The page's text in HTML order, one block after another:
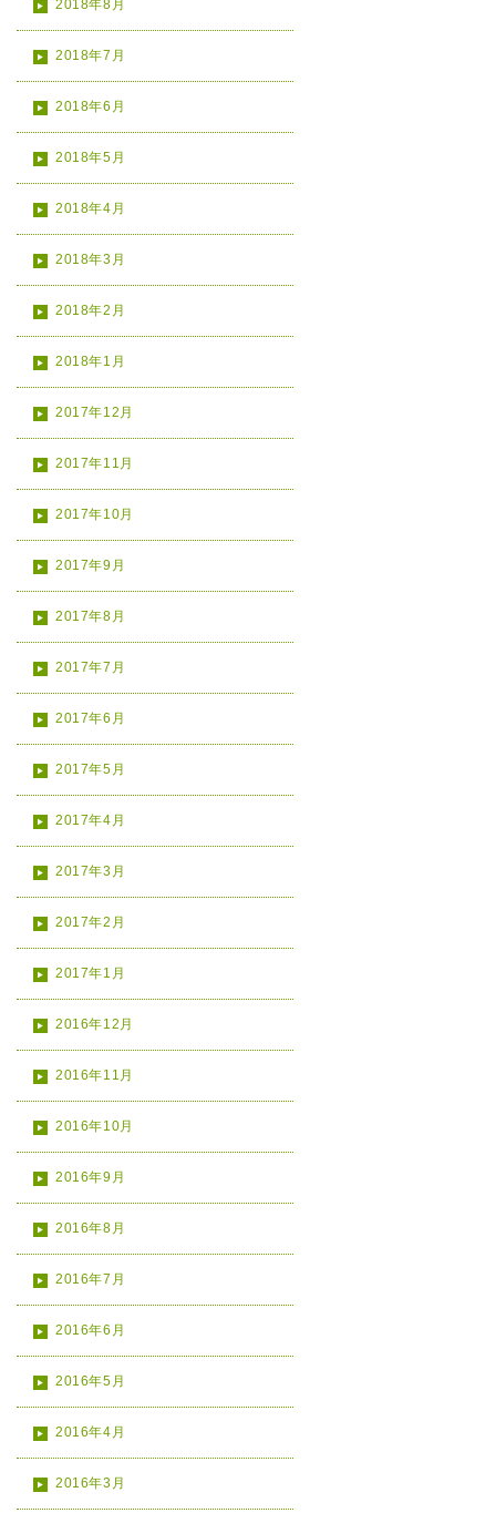
2018年8月
2018年7月
2018年6月
2018年5月
2018年4月
2018年3月
2018年2月
2018年1月
2017年12月
2017年11月
2017年10月
2017年9月
2017年8月
2017年7月
2017年6月
2017年5月
2017年4月
2017年3月
2017年2月
2017年1月
2016年12月
2016年11月
2016年10月
2016年9月
2016年8月
2016年7月
2016年6月
2016年5月
2016年4月
2016年3月